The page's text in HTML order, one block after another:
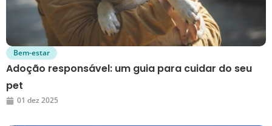
Bem-estar
Adoção responsável: um guia para cuidar do seu
pet
01 dez 2025